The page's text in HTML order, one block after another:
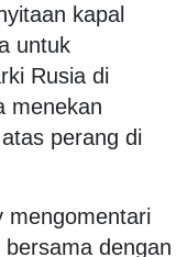
kapal
untuk
Rusia di
menekan
perang di
mengomentari
dengan